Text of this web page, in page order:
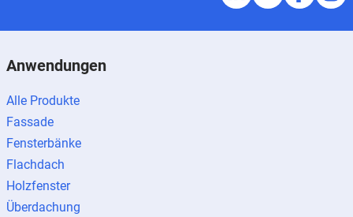
Anwendungen
Alle Produkte
Fassade
Fensterbänke
Flachdach
Holzfenster
Überdachung